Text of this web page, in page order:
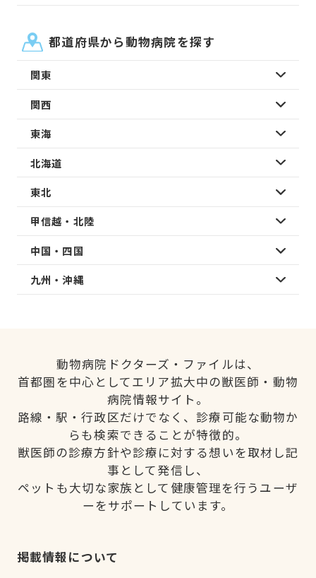
都道府県から動物病院を探す
関東
関西
東海
北海道
東北
甲信越・北陸
中国・四国
九州・沖縄
動物病院ドクターズ・ファイルは、
首都圏を中心としてエリア拡大中の獣医師・動物
病院情報サイト。
路線・駅・行政区だけでなく、診療可能な動物か
らも検索できることが特徴的。
獣医師の診療方針や診療に対する想いを取材し記
事として発信し、
ペットも大切な家族として健康管理を行うユーザ
ーをサポートしています。
掲載情報について